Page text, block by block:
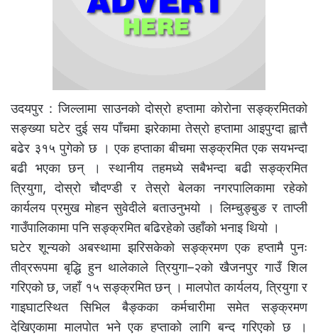
उदयपुर : जिल्लामा साउनको दोस्रो हप्तामा कोरोना सङ्क्रमितको
सङ्ख्या घटेर दुई सय पाँचमा झरेकामा तेस्रो हप्तामा आइपुग्दा ह्वात्तै
बढेर ३१५ पुगेको छ । एक हप्ताका बीचमा सङ्क्रमित एक सयभन्दा
बढी भएका छन् । स्थानीय तहमध्ये सबैभन्दा बढी सङ्क्रमित
त्रियुगा, दोस्रो चौदण्डी र तेस्रो बेलका नगरपालिकामा रहेको
कार्यलय प्रमुख मोहन सुवेदीले बताउनुभयो । लिम्चुङ्बुङ र ताप्ली
गाउँपालिकामा पनि सङ्क्रमित बढिरहेको उहाँको भनाइ थियो ।
घटेर शून्यको अबस्थामा झरिसकेको सङ्क्रमण एक हप्तामै पुनः
तीव्ररूपमा बृद्धि हुन थालेकाले त्रियुगा–२को खैजनपुर गाउँ शिल
गरिएको छ, जहाँ १५ सङ्क्रमित छन् । मालपोत कार्यलय, त्रियुगा र
गाइघाटस्थित सिभिल बैङ्कका कर्मचारीमा समेत सङ्क्रमण
देखिएकामा मालपोत भने एक हप्ताको लागि बन्द गरिएको छ ।